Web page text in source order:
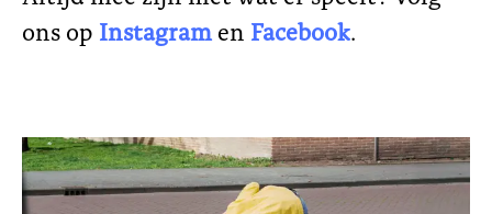
ons op Instagram en Facebook.